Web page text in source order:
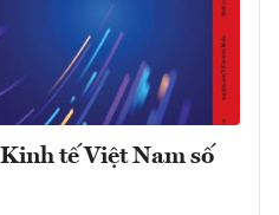
tế Việt Nam số